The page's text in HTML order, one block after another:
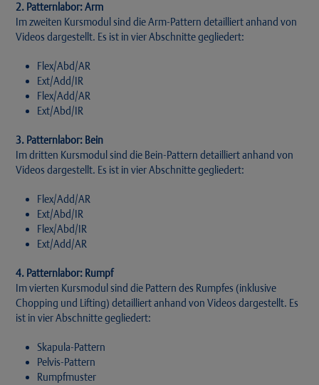
2. Patternlabor: Arm
Im zweiten Kursmodul sind die Arm-Pattern detailliert anhand von
Videos dargestellt. Es ist in vier Abschnitte gegliedert:
Flex/Abd/AR
Ext/Add/IR
Flex/Add/AR
Ext/Abd/IR
3. Patternlabor: Bein
Im dritten Kursmodul sind die Bein-Pattern detailliert anhand von
Videos dargestellt. Es ist in vier Abschnitte gegliedert:
Flex/Add/AR
Ext/Abd/IR
Flex/Abd/IR
Ext/Add/AR
4. Patternlabor: Rumpf
Im vierten Kursmodul sind die Pattern des Rumpfes (inklusive
Chopping und Lifting) detailliert anhand von Videos dargestellt. Es
ist in vier Abschnitte gegliedert:
Skapula-Pattern
Pelvis-Pattern
Rumpfmuster